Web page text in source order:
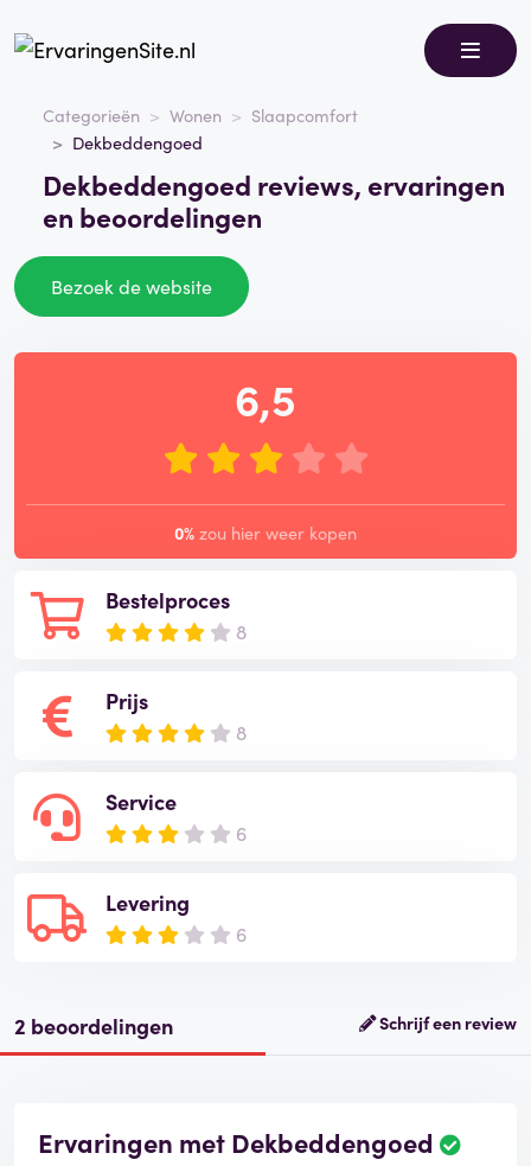
Categorieën Wonen
Slaapcomfort
Dekbeddengoed
Dekbeddengoed reviews, ervaringen
en beoordelingen
Bezoek de website
Bestelproces
8
Prijs
8
Service
6
Levering
6
6,5
0% zou hier weer kopen
2 beoordelingen Schrijf een review
Ervaringen met Dekbeddengoed
B